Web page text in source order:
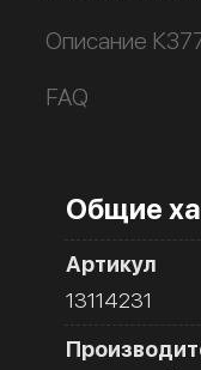
Описание
FAQ
Общие
Артикул
13114231